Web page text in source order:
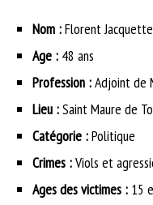
Nom :Florent Jacquette
Age : 48 ans
Profession :Adjoint de
Lieu :Saint Maure de
Catégorie :Politique
Crimes :Viols et
Ages des victimes : 15